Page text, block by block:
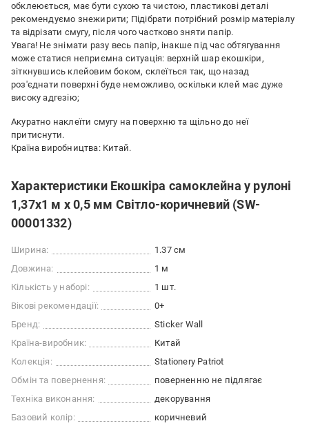
обклеюється, має бути сухою та чистою, пластикові деталі
рекомендуємо знежирити; Підібрати потрібний розмір матеріалу
та відрізати смугу, після чого частково зняти папір.
Увага! Не знімати разу весь папір, інакше під час обтягування
може статися неприємна ситуація: верхній шар екошкіри,
зіткнувшись клейовим боком, склеїться так, що назад
роз'єднати поверхні буде неможливо, оскільки клей має дуже
високу адгезію;
Акуратно наклеїти смугу на поверхню та щільно до неї
притиснути.
Країна виробництва: Китай.
Характеристики Екошкіра самоклейна у рулоні
1,37х1 м х 0,5 мм Світло-коричневий (SW-
00001332)
Ширина:
1.37 см
Довжина:
1 м
Кількість у наборі:
1 шт.
Вікові рекомендації:
0+
Бренд:
Sticker Wall
Країна-виробник:
Китай
Колекція:
Stationery Patriot
Обмін та повернення:
поверненню не підлягає
Техніка виконання:
декорування
Базовий колір:
коричневий